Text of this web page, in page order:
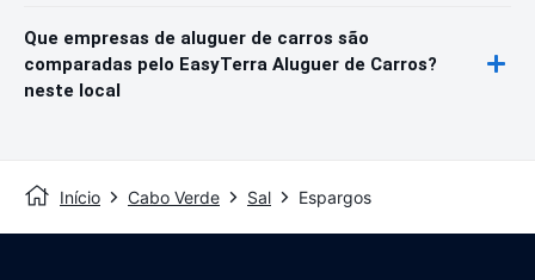
Que empresas de aluguer de carros são
comparadas pelo EasyTerra Aluguer de Carros?
neste local
Início Cabo Verde Sal Espargos